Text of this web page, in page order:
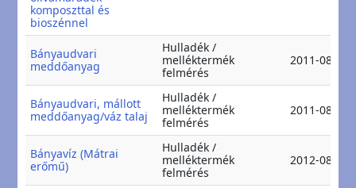
komposzttal és
bioszénnel
Bányaudvari
meddőanyag
Hulladék /
melléktermék
felmérés
2011-08-12
Bányaudvari, mállott
meddőanyag/váz talaj
Hulladék /
melléktermék
felmérés
2011-08-12
Bányavíz (Mátrai
erőmű)
Hulladék /
melléktermék
felmérés
2012-08-14